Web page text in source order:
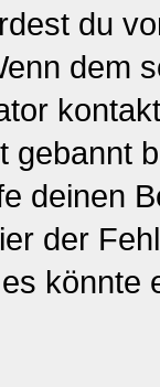
du
dem
gebannt
deinen
der
könnte